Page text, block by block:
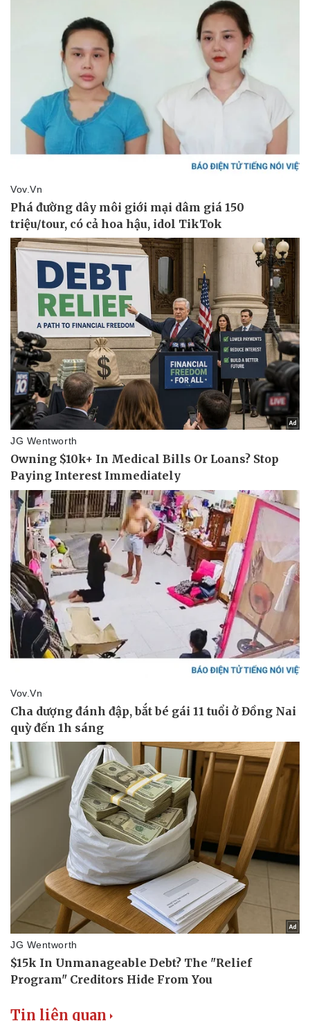
Thể thao
Bóng đá
Lịch thi đấu bóng đá
Thế giới thể thao
Ô tô - Xe máy
Xe máy
Tư vấn
Tin liên quan